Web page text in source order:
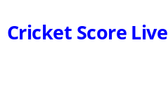
Cricket Score Live